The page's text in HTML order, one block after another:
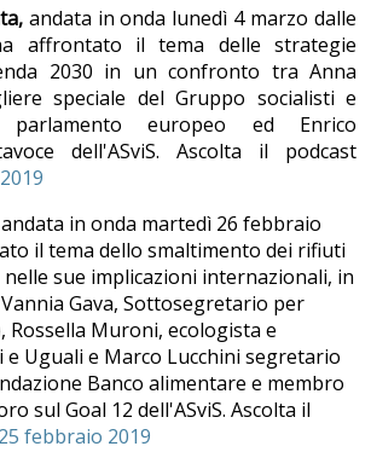
andata in onda lunedì 4 marzo dalle
affrontato il tema delle strategie
2030 in un confronto tra Anna
speciale del Gruppo socialisti e
parlamento europeo ed Enrico
dell'ASviS. Ascolta il podcast
andata in onda martedì 26 febbraio
il tema dello smaltimento dei rifiuti
sue implicazioni internazionali, in
Gava, Sottosegretario per
Rossella Muroni, ecologista e
Uguali e Marco Lucchini segretario
Banco alimentare e membro
sul Goal 12 dell'ASviS. Ascolta il
febbraio 2019